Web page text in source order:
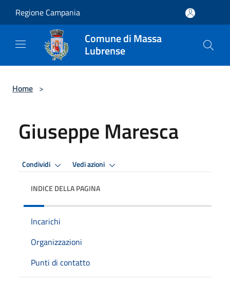
Regione Campania
Comune di Massa
Lubrense
Home >
Giuseppe Maresca
Condividi Vedi azioni
INDICE DELLA PAGINA
Incarichi
Organizzazioni
Punti di contatto